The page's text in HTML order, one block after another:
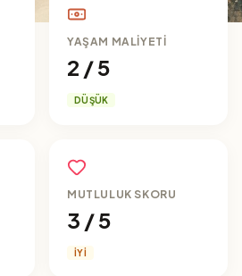
YAŞAM MALIYETI
2 / 5
DÜŞÜK
MUTLULUK SKORU
3 / 5
İYI